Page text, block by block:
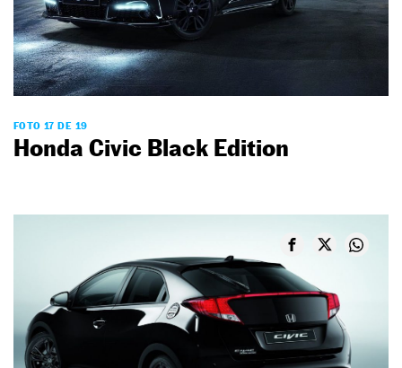
FOTO 17 DE 19
Honda Civic Black Edition